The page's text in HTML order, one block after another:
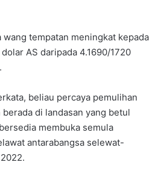
wang tempatan meningkat kepada
AS daripada 4.1690/1720
beliau percaya pemulihan
di landasan yang betul
membuka semula
antarabangsa selewat-